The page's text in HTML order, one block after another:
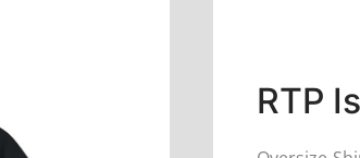
RTP